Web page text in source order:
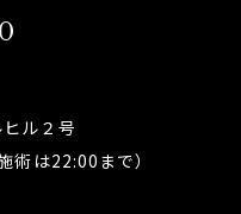
ル２号
術は22:00まで）